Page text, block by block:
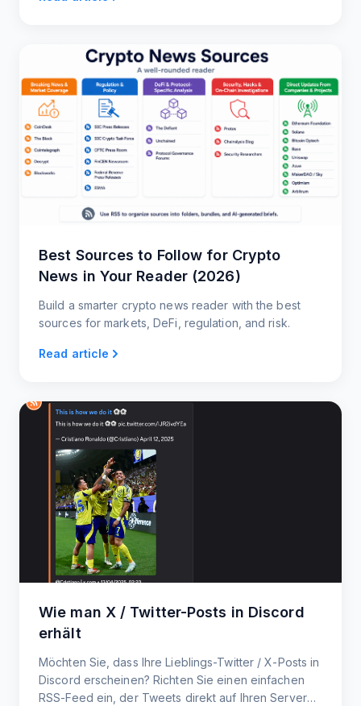
Best Sources to Follow for Crypto
News in Your Reader (2026)
Build a smarter crypto news reader with the best
sources for markets, DeFi, regulation, and risk.
Read article
Wie man X / Twitter-Posts in Discord
erhält
Möchten Sie, dass Ihre Lieblings-Twitter / X-Posts in
Discord erscheinen? Richten Sie einen einfachen
RSS-Feed ein, der Tweets direkt auf Ihren Server